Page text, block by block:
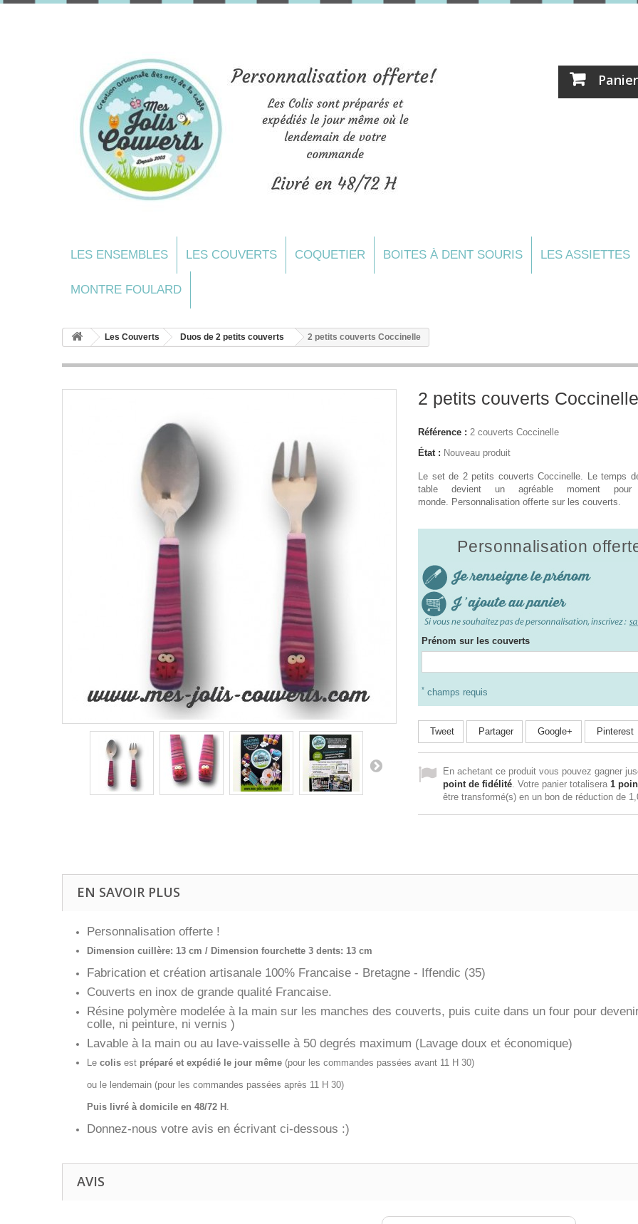
Panier
LES ENSEMBLES LES COUVERTS COQUETIER BOITES À DENT SOURIS LES ASSIETTES
MONTRE FOULARD
Les Couverts Duos de 2 petits couverts 2 petits couverts Coccinelle
2 petits couverts Coccinelle
Référence : 2 couverts Coccinelle
État : Nouveau produit
Le set de 2 petits couverts Coccinelle. Le temps
table devient un agréable moment
monde. Personnalisation offerte sur les couverts.
Personnalisation
Prénom sur les couverts
* champs requis
Tweet Partager Google+ Pinterest
En achetant ce produit vous pouvez gagner
point de fidélité. Votre panier totalisera 1
être transformé(s) en un bon de réduction de
EN SAVOIR PLUS
Personnalisation offerte !
Dimension cuillère: 13 cm / Dimension fourchette 3 dents: 13 cm
Fabrication et création artisanale 100% Francaise - Bretagne - Iffendic (35)
Couverts en inox de grande qualité Francaise.
Résine polymère modelée à la main sur les manches des couverts, puis cuite dans un four pour
colle, ni peinture, ni vernis )
Lavable à la main ou au lave-vaisselle à 50 degrés maximum (Lavage doux et économique)
Le colis est préparé et expédié le jour même (pour les commandes passées avant 11 H 30)
ou le lendemain (pour les commandes passées après 11 H 30)
Puis livré à domicile en 48/72 H .
Donnez-nous votre avis en écrivant ci-dessous :)
AVIS